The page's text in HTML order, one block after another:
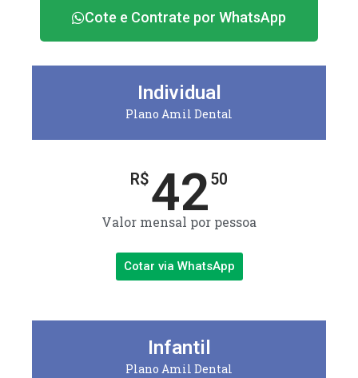
Cote e Contrate por WhatsApp
Individual
Plano Amil Dental
R$4250
Valor mensal por pessoa
Cotar via WhatsApp
Infantil
Plano Amil Dental